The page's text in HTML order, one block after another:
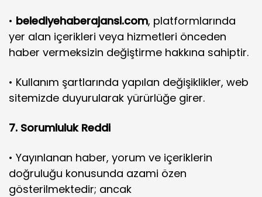
• belediyehaberajansi.com, platformlarında
yer alan içerikleri veya hizmetleri önceden
haber vermeksizin değiştirme hakkına sahiptir.
• Kullanım şartlarında yapılan değişiklikler, web
sitemizde duyurularak yürürlüğe girer.
7. Sorumluluk Reddi
• Yayınlanan haber, yorum ve içeriklerin
doğruluğu konusunda azami özen
gösterilmektedir; ancak